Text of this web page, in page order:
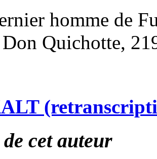
homme de
Quichotte,
cet auteur